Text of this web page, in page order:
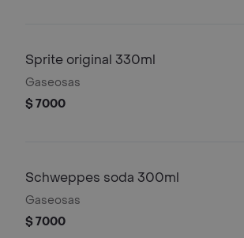
Sprite original 330ml
Gaseosas
$ 7000
Schweppes soda 300ml
Gaseosas
$ 7000